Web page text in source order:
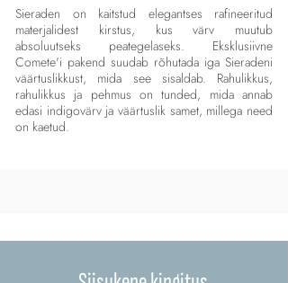
Sieraden on kaitstud elegantses rafineeritud
materjalidest kirstus, kus värv muutub
absoluutseks peategelaseks. Eksklusiivne
Comete'i pakend suudab rõhutada iga Sieradeni
väärtuslikkust, mida see sisaldab. Rahulikkus,
rahulikkus ja pehmus on tunded, mida annab
edasi indigovärv ja väärtuslik samet, millega need
on kaetud.